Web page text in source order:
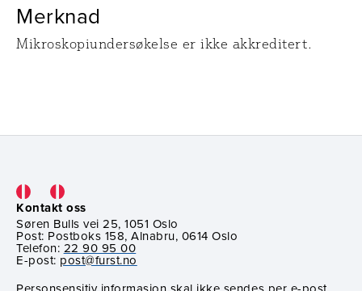
Merknad
Mikroskopiundersøkelse er ikke akkreditert.
Kontakt oss
Søren Bulls vei 25, 1051 Oslo
Post: Postboks 158, Alnabru, 0614 Oslo
Telefon: 22 90 95 00
E-post: post@furst.no